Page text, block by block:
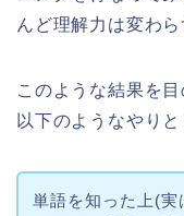
んど理解力は変わ
このような結果を
以下のようなやりと
単語を知った上(実